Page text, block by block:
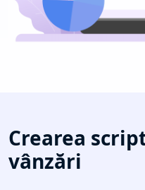
Crearea
vânzări